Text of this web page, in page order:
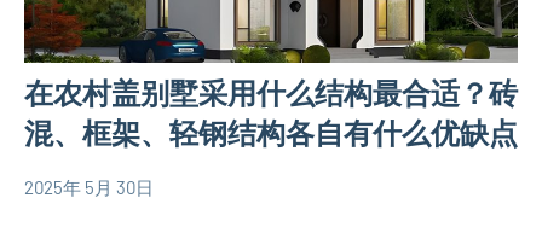
息
房
产
合
同
在农村盖别墅采用什么结构最合适？砖
混、框架、轻钢结构各自有什么优缺点
2025年 5月 30日
yacool